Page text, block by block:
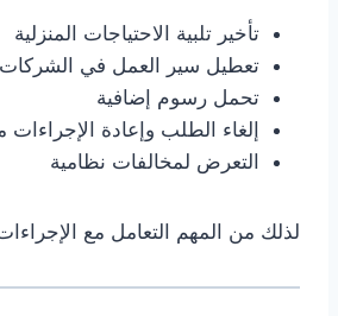
تأخير تلبية الاحتياجات المنزلية
تعطيل سير العمل في الشركات
تحمل رسوم إضافية
إلغاء الطلب وإعادة الإجراءات
التعرض لمخالفات نظامية
لذلك من المهم التعامل مع